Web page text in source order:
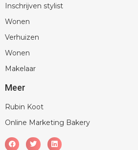
Inschrijven stylist
Wonen
Verhuizen
Wonen
Makelaar
Meer
Rubin Koot
Online Marketing Bakery